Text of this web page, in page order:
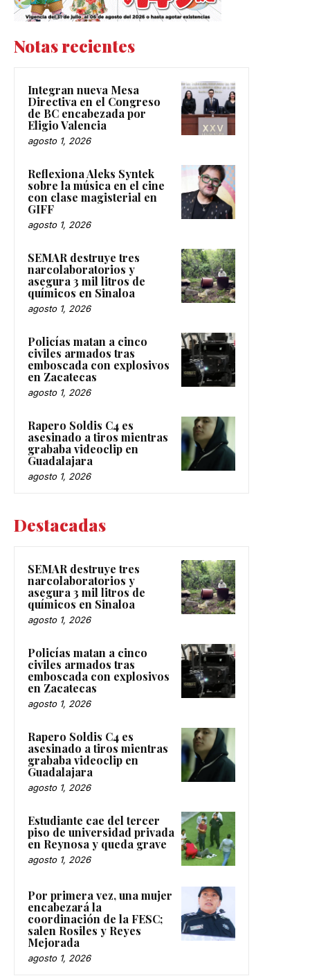
Notas recientes
Integran nueva Mesa
Directiva en el Congreso
de BC encabezada por
Eligio Valencia
agosto 1, 2026
Reflexiona Aleks Syntek
sobre la música en el cine
con clase magisterial en
GIFF
agosto 1, 2026
SEMAR destruye tres
narcolaboratorios y
asegura 3 mil litros de
químicos en Sinaloa
agosto 1, 2026
Policías matan a cinco
civiles armados tras
emboscada con explosivos
en Zacatecas
agosto 1, 2026
Rapero Soldis C4 es
asesinado a tiros mientras
grababa videoclip en
Guadalajara
agosto 1, 2026
Destacadas
SEMAR destruye tres
narcolaboratorios y
asegura 3 mil litros de
químicos en Sinaloa
agosto 1, 2026
Policías matan a cinco
civiles armados tras
emboscada con explosivos
en Zacatecas
agosto 1, 2026
Rapero Soldis C4 es
asesinado a tiros mientras
grababa videoclip en
Guadalajara
agosto 1, 2026
Estudiante cae del tercer
piso de universidad privada
en Reynosa y queda grave
agosto 1, 2026
Por primera vez, una mujer
encabezará la
coordinación de la FESC;
salen Rosiles y Reyes
Mejorada
agosto 1, 2026